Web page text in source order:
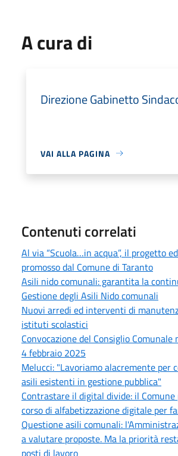
A cura di
Direzione Gabinetto
VAI ALLA PAGINA
Contenuti correlati
Al via “Scuola…in acqua”, il progetto
promosso dal Comune di Taranto
Asili nido comunali: garantita la
Gestione degli Asili Nido comunali
Nuovi arredi ed interventi di
istituti scolastici
Convocazione del Consiglio
4 febbraio 2025
Melucci: "Lavoriamo alacremente per
asili esistenti in gestione pubblica"
Contrastare il digital divide: il
corso di alfabetizzazione digitale per
Questione asili comunali:
a valutare proposte. Ma la priorità
posti di lavoro